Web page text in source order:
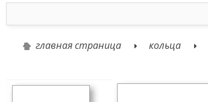
главная страница кольца